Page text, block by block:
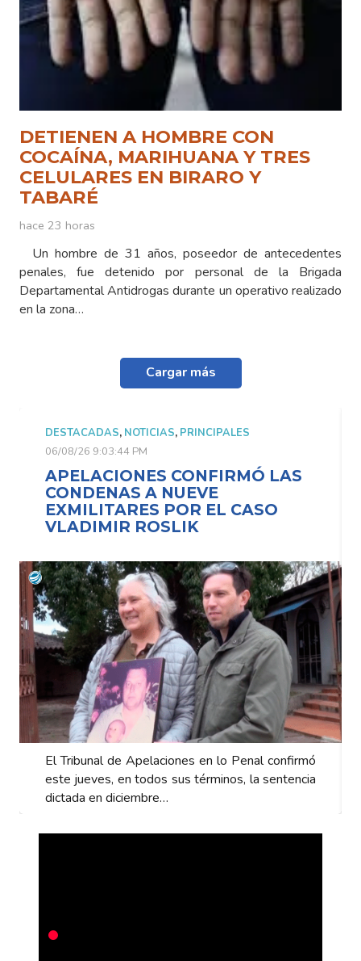
DETIENEN A HOMBRE CON
COCAÍNA, MARIHUANA Y TRES
CELULARES EN BIRARO Y
TABARÉ
hace 23 horas
Un hombre de 31 años, poseedor de antecedentes
penales, fue detenido por personal de la Brigada
Departamental Antidrogas durante un operativo realizado
en la zona…
Cargar más
DESTACADAS, NOTICIAS, PRINCIPALES
06/08/26 9:03:44 PM
APELACIONES CONFIRMÓ LAS
CONDENAS A NUEVE
EXMILITARES POR EL CASO
VLADIMIR ROSLIK
El Tribunal de Apelaciones en lo Penal confirmó
este jueves, en todos sus términos, la sentencia
dictada en diciembre…